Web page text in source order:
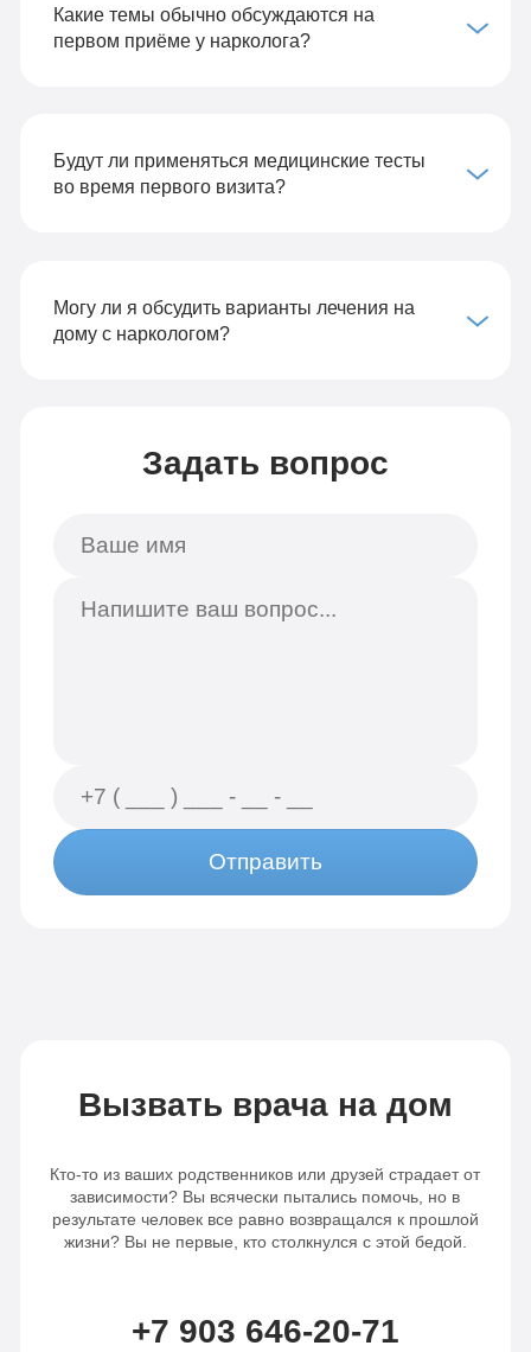
Какие темы обычно обсуждаются на
первом приёме у нарколога?
Будут ли применяться медицинские тесты
во время первого визита?
Могу ли я обсудить варианты лечения на
дому с наркологом?
Задать вопрос
Отправить
Вызвать врача на дом
Кто-то из ваших родственников или друзей страдает от
зависимости? Вы всячески пытались помочь, но в
результате человек все равно возвращался к прошлой
жизни? Вы не первые, кто столкнулся с этой бедой.
+7 903 646-20-71